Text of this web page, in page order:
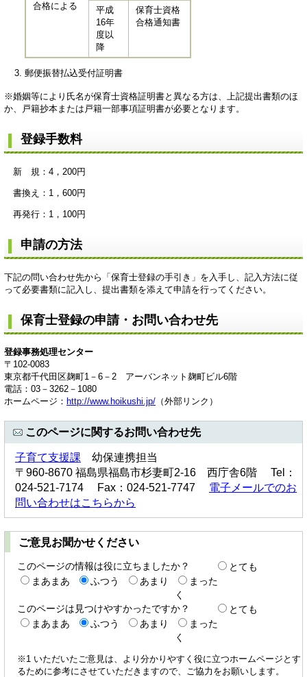
合格による
平成
16年
度以
降
保育士資格
合格通知書
郵便振替払込受付証明書
※婚姻等により氏名が保育士資格証明書と異なる方は、上記提出書類のほ
か、戸籍抄本または戸籍一部事項証明書が必要となります。
登録手数料
新 規：4，200円
書換え：1，600円
再発行：1，100円
申請の方法
下記の問い合わせ先から「保育士登録の手引き」を入手し、記入方法に従
って必要書類に記入し、提出書類を添えて申請を行ってください。
保育士登録の申請・お問い合わせ先
登録事務処理センター
〒102-0083
東京都千代田区麹町1－6－2 アーバンネット麹町ビル6階
電話：03－3262－1080
ホームページ： http://www.hoikushi.jp/ （外部リンク）
このページに関するお問い合わせ先
子育て支援課 幼保連携担当
〒960-8670 福島県福島市杉妻町2-16 西庁舎6階 Tel：
024-521-7174 Fax：024-521-7747 電子メールでのお
問い合わせはこちらから
ご意見お聞かせください
このページの情報は役に立ちましたか？
とても
まあまあ
ふつう あまり
まった
く
このページは見つけやすかったですか？
とても
まあまあ
ふつう あまり
まった
く
※1 いただいたご意見は、より分かりやすく役に立つホームページとす
るために参考にさせていただきますので、ご協力をお願いします。